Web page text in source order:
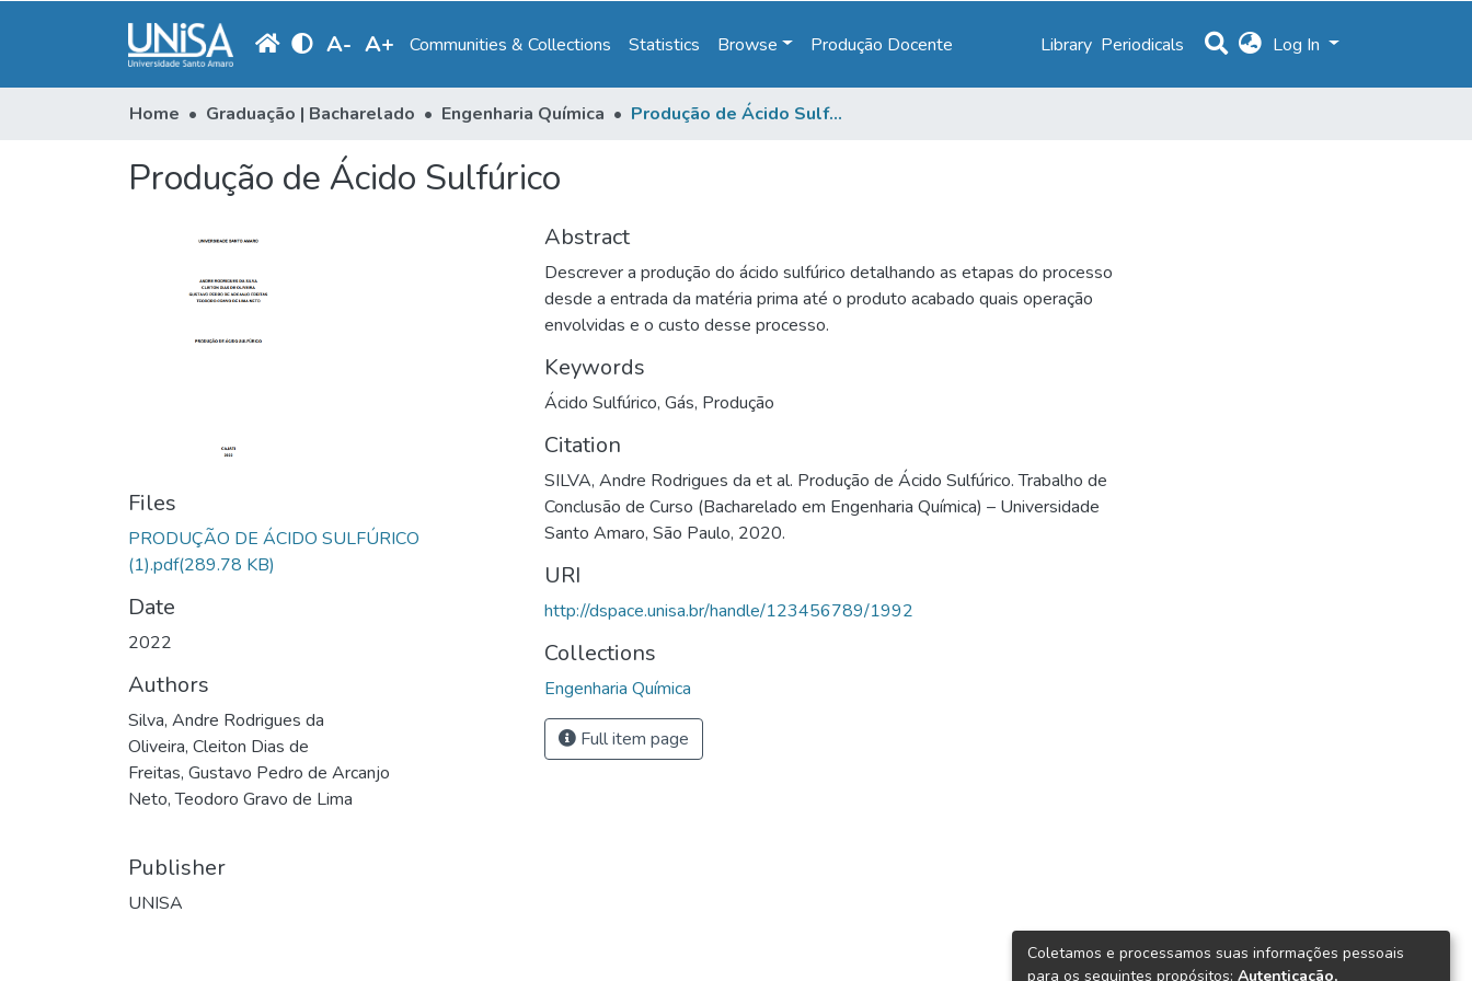
A- A+ Communities & Collections Statistics Browse Produção Docente Library Periodicals Log In
Home Graduação | Bacharelado Engenharia Química Produção de Ácido Sulfúrico
Produção de Ácido Sulfúrico
Files
PRODUÇÃO DE ÁCIDO SULFÚRICO
(1).pdf(289.78 KB)
Date
2022
Authors
Silva, Andre Rodrigues da
Oliveira, Cleiton Dias de
Freitas, Gustavo Pedro de Arcanjo
Neto, Teodoro Gravo de Lima
Publisher
UNISA
Abstract
Descrever a produção do ácido sulfúrico detalhando as etapas do processo
desde a entrada da matéria prima até o produto acabado quais operação
envolvidas e o custo desse processo.
Keywords
Ácido Sulfúrico, Gás, Produção
Citation
SILVA, Andre Rodrigues da et al. Produção de Ácido Sulfúrico. Trabalho de
Conclusão de Curso (Bacharelado em Engenharia Química) – Universidade
Santo Amaro, São Paulo, 2020.
URI
http://dspace.unisa.br/handle/123456789/1992
Collections
Engenharia Química
Full item page
Coletamos e processamos suas informações pessoais
para os seguintes propósitos: Autenticação,